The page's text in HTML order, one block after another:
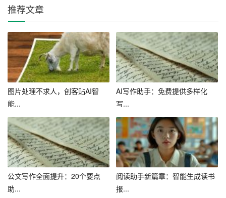
点，大大缩短前期准备时间此外，对于初稿的生成与结构
优化，AI也能提供有效帮助，减轻作家的负担这种“人机协
作”的模式，让创作者能更加专注于创意构思和情感表达，
而非繁琐的格式调整和资料搜集。
四、挑战与反思：文学的本质与创造力
然而，AI智能写作的发展也引发了关于文学本质和创造力
的深刻讨论一方面，有人担忧AI可能会取代人类作家，削
弱人类的创造力；另一方面，也有人认为AI只是工具，真
正赋予作品灵魂的是人的情感和思想实际上，文学的价值
在于其表达人类情感、探索人性深处的独特能力，这是任
何算法都无法复制的因此，与其担心AI会“取代”作家，不如
将其视为一种强大的创作辅助手段，促进文学创作的多元
化和包容性。
推荐文章
图片处理不求人，创客贴AI智
能...
AI写作助手：免费提供多样化
写...
公文写作全面提升：20个要点
助...
阅读助手新篇章：智能生成读书
报...